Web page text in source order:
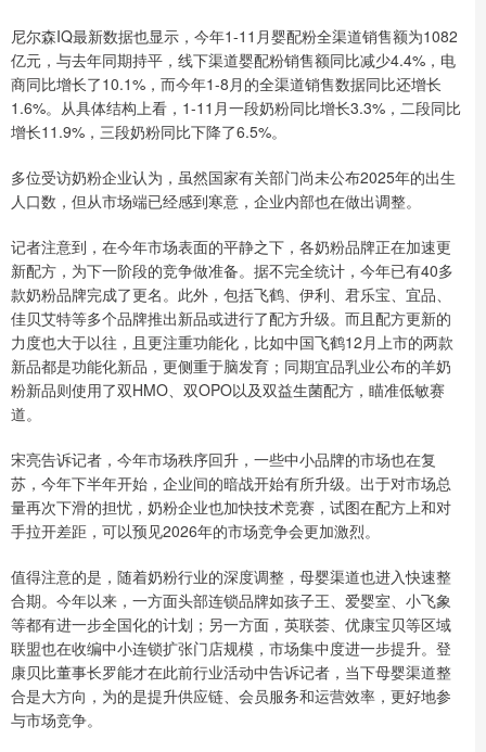
尼尔森IQ最新数据也显示，今年1-11月婴配粉全渠道销售额为1082
亿元，与去年同期持平，线下渠道婴配粉销售额同比减少4.4%，电
商同比增长了10.1%，而今年1-8月的全渠道销售数据同比还增长
1.6%。从具体结构上看，1-11月一段奶粉同比增长3.3%，二段同比
增长11.9%，三段奶粉同比下降了6.5%。
多位受访奶粉企业认为，虽然国家有关部门尚未公布2025年的出生
人口数，但从市场端已经感到寒意，企业内部也在做出调整。
记者注意到，在今年市场表面的平静之下，各奶粉品牌正在加速更
新配方，为下一阶段的竞争做准备。据不完全统计，今年已有40多
款奶粉品牌完成了更名。此外，包括飞鹤、伊利、君乐宝、宜品、
佳贝艾特等多个品牌推出新品或进行了配方升级。而且配方更新的
力度也大于以往，且更注重功能化，比如中国飞鹤12月上市的两款
新品都是功能化新品，更侧重于脑发育；同期宜品乳业公布的羊奶
粉新品则使用了双HMO、双OPO以及双益生菌配方，瞄准低敏赛
道。
宋亮告诉记者，今年市场秩序回升，一些中小品牌的市场也在复
苏，今年下半年开始，企业间的暗战开始有所升级。出于对市场总
量再次下滑的担忧，奶粉企业也加快技术竞赛，试图在配方上和对
手拉开差距，可以预见2026年的市场竞争会更加激烈。
值得注意的是，随着奶粉行业的深度调整，母婴渠道也进入快速整
合期。今年以来，一方面头部连锁品牌如孩子王、爱婴室、小飞象
等都有进一步全国化的计划；另一方面，英联荟、优康宝贝等区域
联盟也在收编中小连锁扩张门店规模，市场集中度进一步提升。登
康贝比董事长罗能才在此前行业活动中告诉记者，当下母婴渠道整
合是大方向，为的是提升供应链、会员服务和运营效率，更好地参
与市场竞争。